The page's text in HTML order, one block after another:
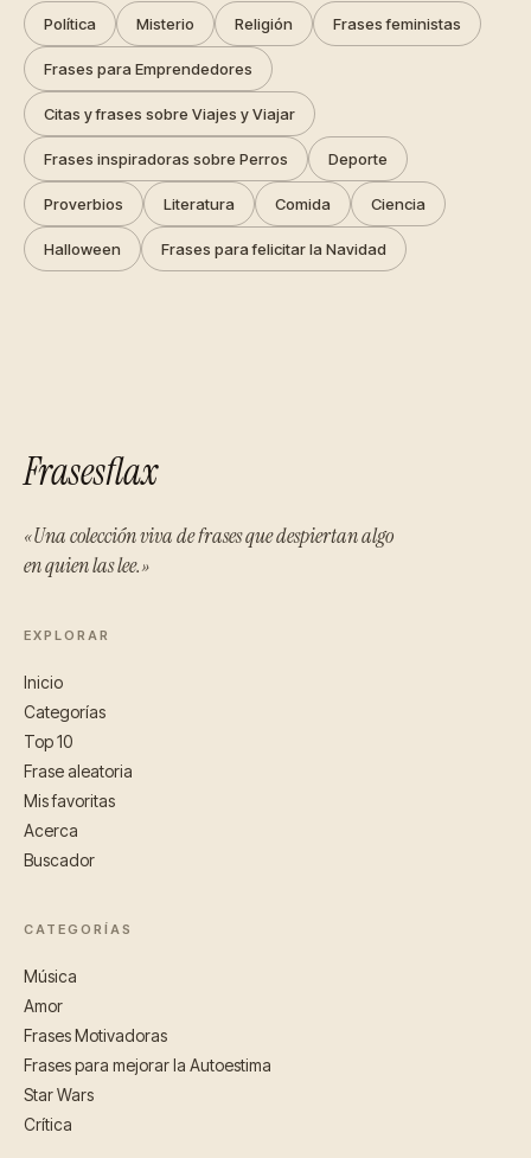
Política Misterio Religión Frases feministas
Frases para Emprendedores
Citas y frases sobre Viajes y Viajar
Frases inspiradoras sobre Perros Deporte
Proverbios Literatura Comida Ciencia
Halloween Frases para felicitar la Navidad
Frasesflax
«Una colección viva de frases que despiertan algo
en quien las lee.»
EXPLORAR
Inicio
Categorías
Top 10
Frase aleatoria
Mis favoritas
Acerca
Buscador
CATEGORÍAS
Música
Amor
Frases Motivadoras
Frases para mejorar la Autoestima
Star Wars
Crítica